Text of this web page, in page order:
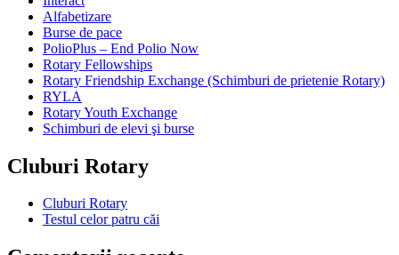
Alfabetizare
Burse de pace
PolioPlus – End Polio Now
Rotary Fellowships
Rotary Friendship Exchange (Schimburi de prietenie Rotary)
RYLA
Rotary Youth Exchange
Schimburi de elevi şi burse
Cluburi Rotary
Cluburi Rotary
Testul celor patru căi